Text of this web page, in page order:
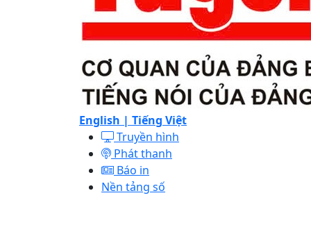
English | Tiếng Việt
Truyền hình
Phát thanh
Báo in
Nền tảng số